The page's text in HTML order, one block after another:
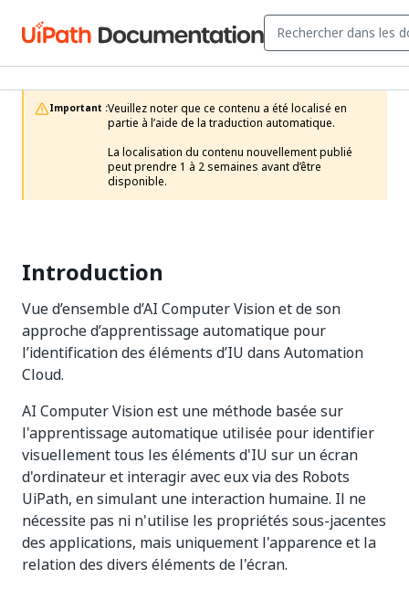
Important :Veuillez noter que ce contenu a été localisé en
partie à l’aide de la traduction automatique.
La localisation du contenu nouvellement publié
peut prendre 1 à 2 semaines avant d’être
disponible.
Introduction
Vue d’ensemble d’AI Computer Vision et de son
approche d’apprentissage automatique pour
l’identification des éléments d’IU dans Automation
Cloud.
AI Computer Vision est une méthode basée sur
l'apprentissage automatique utilisée pour identifier
visuellement tous les éléments d'IU sur un écran
d'ordinateur et interagir avec eux via des Robots
UiPath, en simulant une interaction humaine. Il ne
nécessite pas ni n'utilise les propriétés sous-jacentes
des applications, mais uniquement l'apparence et la
relation des divers éléments de l'écran.